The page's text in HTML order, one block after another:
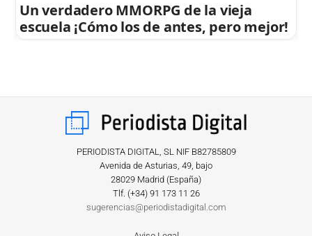
Un verdadero MMORPG de la vieja
escuela ¡Cómo los de antes, pero mejor!
PERIODISTA DIGITAL, SL NIF B82785809
Avenida de Asturias, 49, bajo
28029 Madrid (España)
Tlf. (+34) ‎91 173 11 26
sugerencias@periodistadigital.com